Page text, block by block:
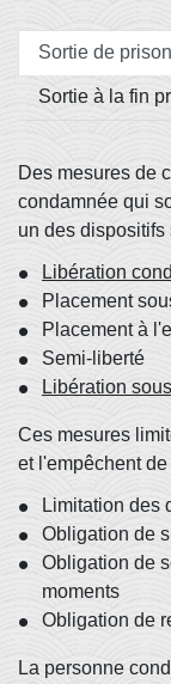
Sortie de
Sortie à la fin
Des mesures de
condamnée qui
un des dispositifs
Libération
Placement
Placement à
Semi-liberté
Libération
Ces mesures
et l'empêchent
Limitation des
Obligation de
Obligation de
moments
Obligation de
La personne